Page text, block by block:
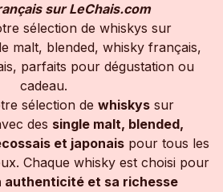
sur LeChais.com
sélection de whiskys sur
malt, blended, whisky français,
parfaits pour dégustation ou
cadeau.
sélection de whiskyssur
des single malt, blended,
et japonais pour tous les
Chaque whisky est choisi pour
authenticité et sa richesse